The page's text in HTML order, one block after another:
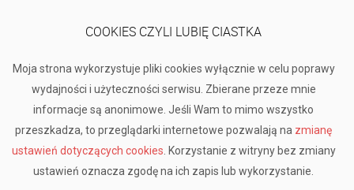
COOKIES CZYLI LUBIĘ CIASTKA
Moja strona wykorzystuje pliki cookies wyłącznie w celu poprawy
wydajności i użyteczności serwisu. Zbierane przeze mnie
informacje są anonimowe. Jeśli Wam to mimo wszystko
przeszkadza, to przeglądarki internetowe pozwalają na zmianę
ustawień dotyczących cookies . Korzystanie z witryny bez zmiany
ustawień oznacza zgodę na ich zapis lub wykorzystanie.